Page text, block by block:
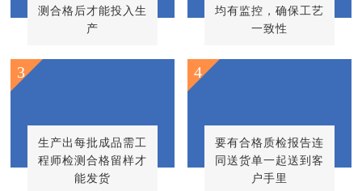
测合格后才能投入生
产
均有监控，确保工艺
一致性
生产出每批成品需工
程师检测合格留样才
能发货
3
要有合格质检报告连
同送货单一起送到客
户手里
4